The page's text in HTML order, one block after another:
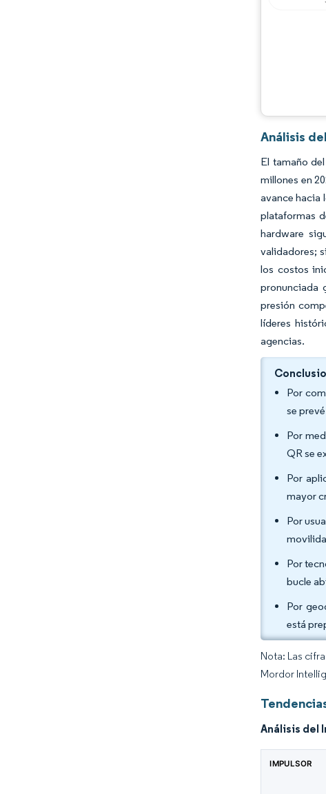
Análisis
El tamaño
millones en
avance hacia
plataformas
hardware
validadores;
los costos
pronunciada
presión
líderes
agencias.
Por
se
Por
QR se
Por
mayor
Por
Por
bucle
Por
está
Nota: Las
Mordor
Análisis del
IMPULSOR